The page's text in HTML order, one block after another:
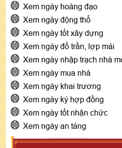
Xem ngày hoàng đạo
Xem ngày động thổ
Xem ngày tốt xây dựng
Xem ngày đổ trần, lợp mái
Xem ngày nhập trạch nhà
Xem ngày mua nhà
Xem ngày khai trương
Xem ngày ký hợp đồng
Xem ngày tốt nhận chức
Xem ngày an táng